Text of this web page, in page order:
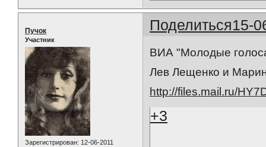
Поделиться15-
Пучок
Участник
Зарегистрирован: 12-06-2011
ВИА "Mолодые
Лев Лещенко и
http://files.mail.ru/
+3